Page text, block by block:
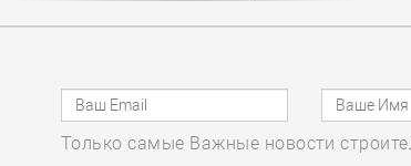
29.12, 12:25 0 1718
В строительный полдень. Ввод
жилья в России впервые достиг
Только самые Важные новости